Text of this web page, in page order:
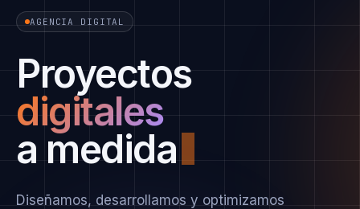
AGENCIA DIGITAL
Proyectos
digitales
a medida
Diseñamos, desarrollamos y optimizamos